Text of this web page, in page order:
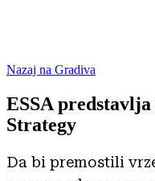
Nazaj na Gradiva
ESSA
Strategy
Da bi premostili